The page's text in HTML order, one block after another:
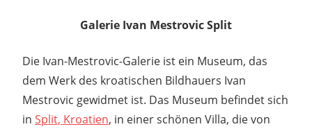
Galerie Ivan Mestrovic Split
Die Ivan-Mestrovic-Galerie ist ein Museum, das
dem Werk des kroatischen Bildhauers Ivan
Mestrovic gewidmet ist. Das Museum befindet sich
in Split, Kroatien, in einer schönen Villa, die von